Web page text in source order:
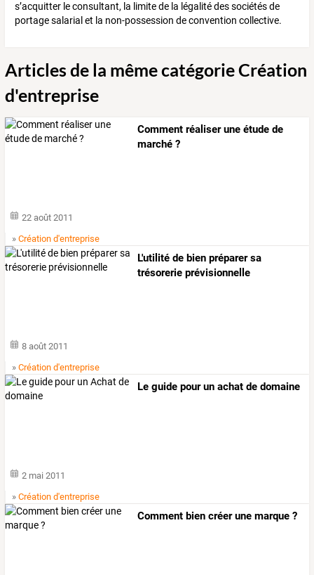
s’acquitter le consultant, la limite de la légalité des sociétés de
portage salarial et la non-possession de convention collective.
Articles de la même catégorie Création
d'entreprise
Comment réaliser une étude de
marché ?
22 août 2011
»Création d'entreprise
L'utilité de bien préparer sa
trésorerie prévisionnelle
8 août 2011
»Création d'entreprise
Le guide pour un achat de domaine
2 mai 2011
»Création d'entreprise
Comment bien créer une marque ?